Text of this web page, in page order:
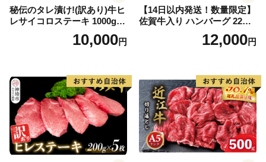
秘伝のタレ漬け!(訳あり)牛ヒ
レサイコロステーキ 1000g
10,000円
【14日以内発送！数量限定】
佐賀牛入り ハンバーグ 22個
2.6kg(120g×22個)【佐賀牛
黒毛和牛 ブランド牛 九州 ハ
気】(H083106)
12,000円